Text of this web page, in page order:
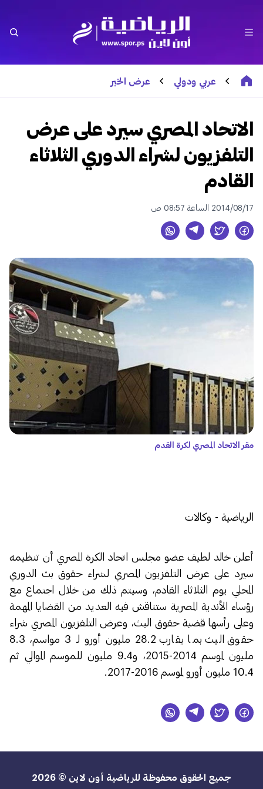
عربي ودولي عرض الخبر
الاتحاد المصري سيرد على عرض
التلفزيون لشراء الدوري الثلاثاء
القادم
2014/08/17 الساعة 08:57 ص
مقر الاتحاد المصري لكرة القدم
الرياضية - وكالات
أعلن خالد لطيف عضو مجلس اتحاد الكرة المصري أن تنظيمه
سيرد على عرض التلفزيون المصري لشراء حقوق بث الدوري
المحلي يوم الثلاثاء القادم، وسيتم ذلك من خلال اجتماع مع
رؤساء الأندية المصرية ستناقش فيه العديد من القضايا المهمة
وعلى رأسها قضية حقوق البث، وعرض التلفزيون المصري شراء
حقوق البث بما يقارب 28.2 مليون أورو لـ 3 مواسم، 8.3
مليون لموسم 2014-2015، و9.4 مليون للموسم الموالي ثم
10.4 مليون أورو لموسم 2016-2017.
جميع الحقوق محفوظة للرياضية أون لاين © 2026